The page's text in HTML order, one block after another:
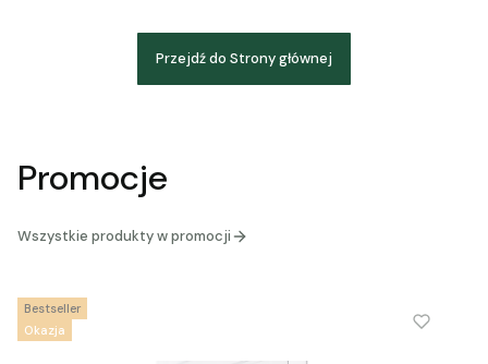
Przejdź do Strony głównej
Promocje
Wszystkie produkty w promocji
Okazja
Bestseller